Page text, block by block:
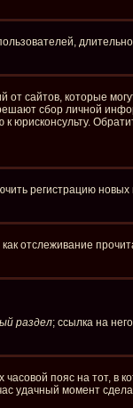
от сайтов, которые
сбор личной
юрисконсульту.
регистрацию
отслеживание
раздел; ссылка на
пояс на тот, в
удачный момент